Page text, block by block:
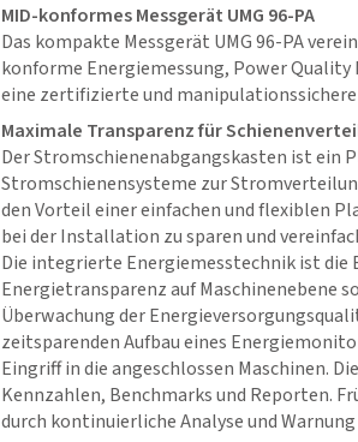
MID-konformes Messgerät UMG 96-PA
Das kompakte Messgerät UMG 96-PA
konforme Energiemessung, Power
eine zertifizierte und
Maximale Transparenz für
Der Stromschienenabgangskasten ist ein
Stromschienensysteme zur
den Vorteil einer einfachen und flexiblen
bei der Installation zu sparen und
Die integrierte Energiemesstechnik ist
Energietransparenz auf
Überwachung der
zeitsparenden Aufbau eines
Eingriff in die angeschlossen Maschinen.
Kennzahlen, Benchmarks und Reporten.
durch kontinuierliche Analyse und